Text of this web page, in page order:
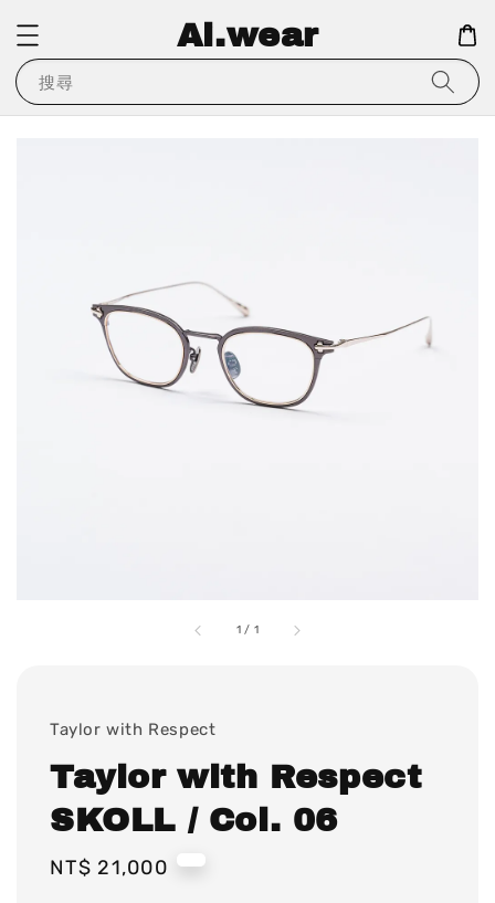
Ai.wear
搜尋
1 / 1
Taylor with Respect
Taylor with Respect
SKOLL / Col. 06
Regular
NT$ 21,000